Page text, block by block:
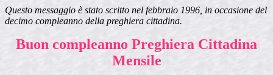
Questo messaggio è stato scritto nel febbraio 1996, in occasione del
decimo compleanno della preghiera cittadina.
Buon compleanno Preghiera Cittadina
Mensile